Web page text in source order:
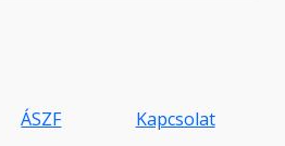
ÁSZF Kapcsolat